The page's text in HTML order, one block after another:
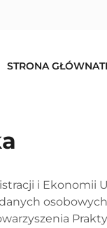
STRONA GŁÓWNA
i Ekonomii